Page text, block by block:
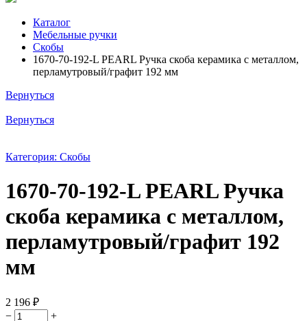
Каталог
Мебельные ручки
Скобы
1670-70-192-L PEARL Ручка скоба керамика с металлом,
перламутровый/графит 192 мм
Вернуться
Вернуться
Категория: Скобы
1670-70-192-L PEARL Ручка
скоба керамика с металлом,
перламутровый/графит 192
мм
2 196 ₽
−
+